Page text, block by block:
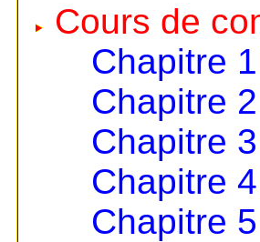
Cours de
Chapitre
Chapitre
Chapitre
Chapitre
Chapitre